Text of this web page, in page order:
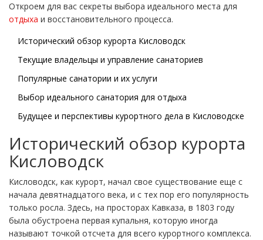
Откроем для вас секреты выбора идеального места для
отдыха и восстановительного процесса.
Исторический обзор курорта Кисловодск
Текущие владельцы и управление санаториев
Популярные санатории и их услуги
Выбор идеального санатория для отдыха
Будущее и перспективы курортного дела в Кисловодске
Исторический обзор курорта
Кисловодск
Кисловодск, как курорт, начал свое существование еще с
начала девятнадцатого века, и с тех пор его популярность
только росла. Здесь, на просторах Кавказа, в 1803 году
была обустроена первая купальня, которую иногда
называют точкой отсчета для всего курортного комплекса.